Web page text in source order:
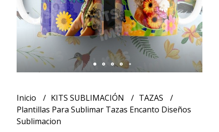
Inicio KITS SUBLIMACIÓN
TAZAS
Plantillas Para Sublimar Tazas Encanto Diseños
Sublimacion